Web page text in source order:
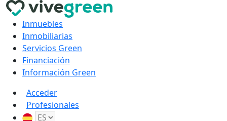
Inmuebles
Inmobiliarias
Servicios Green
Financiación
Información Green
Acceder
Profesionales